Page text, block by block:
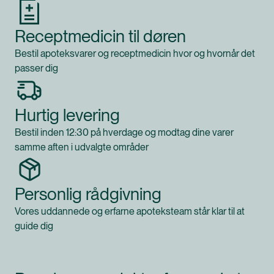
Receptmedicin til døren
Bestil apoteksvarer og receptmedicin hvor og hvornår det
passer dig
Hurtig levering
Bestil inden 12:30 på hverdage og modtag dine varer
samme aften i udvalgte områder
Personlig rådgivning
Vores uddannede og erfarne apoteksteam står klar til at
guide dig